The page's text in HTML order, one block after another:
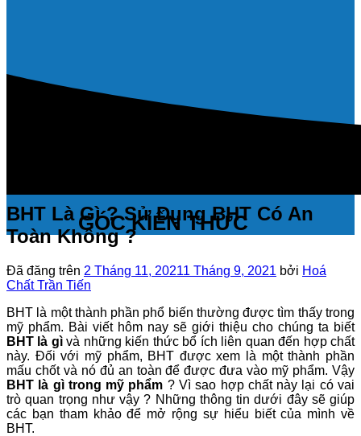
GÓC KIẾN THỨC
BHT Là Gì ? Sử Dụng BHT Có An
Toàn Không ?
Đã đăng trên 2 Tháng 11, 20211 Tháng 9, 2021 bởi Hoá
Chất Trần Tiến
BHT là một thành phần phổ biến thường được tìm thấy trong
mỹ phẩm. Bài viết hôm nay sẽ giới thiệu cho chúng ta biết
BHT là gìvà những kiến thức bổ ích liên quan đến hợp chất
này. Đối với mỹ phẩm, BHT được xem là một thành phần
mấu chốt và nó đủ an toàn để được đưa vào mỹ phẩm. Vậy
BHT là gì trong mỹ phẩm ? Vì sao hợp chất này lại có vai
trò quan trọng như vậy ? Những thông tin dưới đây sẽ giúp
các bạn tham khảo để mở rộng sự hiểu biết của mình về
BHT.